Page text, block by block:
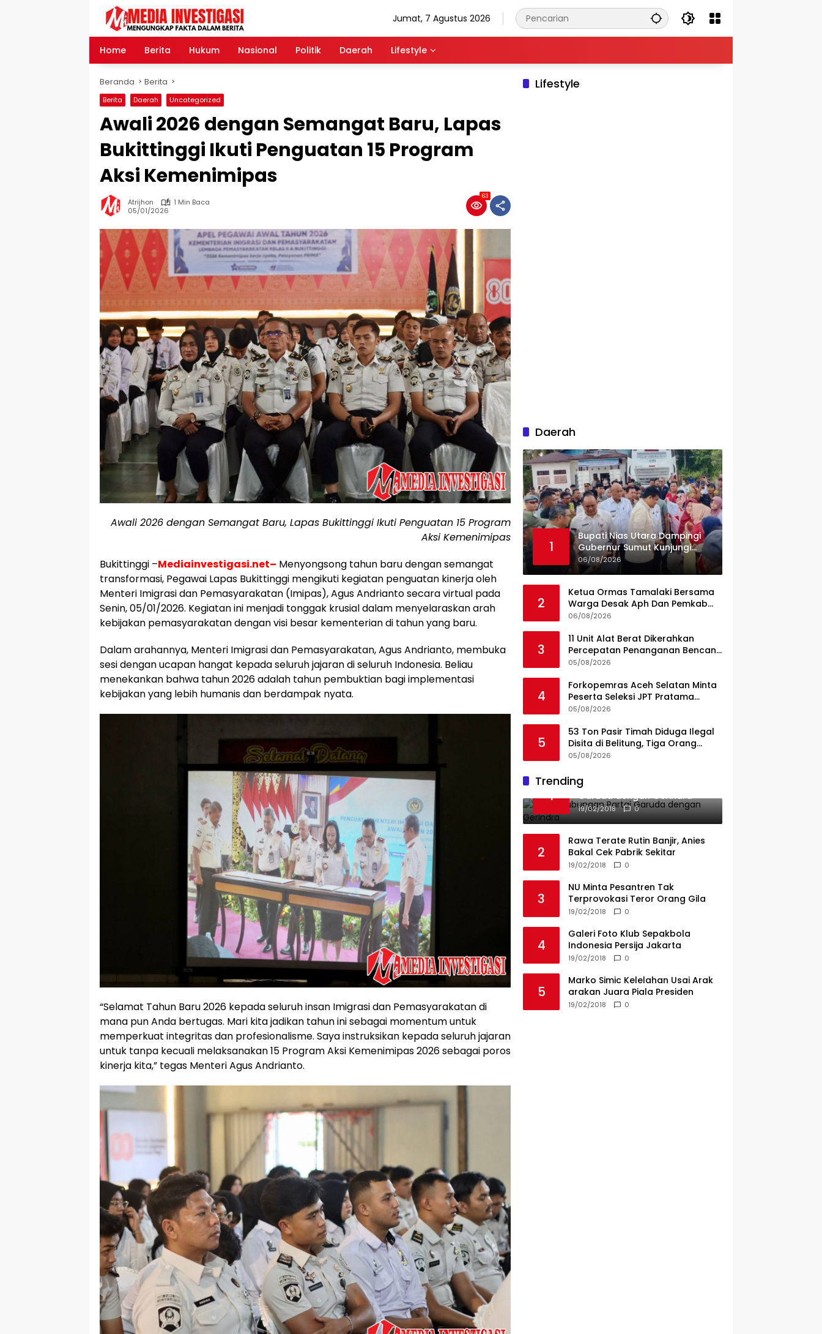
Jumat, 7 Agustus 2026
Home Berita Hukum Nasional Politik Daerah Lifestyle
Beranda Berita
Berita Daerah Uncategorized
Awali 2026 dengan Semangat Baru, Lapas
Bukittinggi Ikuti Penguatan 15 Program
Aksi Kemenimipas
Atrijhon
1 Min Baca
05/01/2026
63
Awali 2026 dengan Semangat Baru, Lapas Bukittinggi Ikuti Penguatan 15 Program
Aksi Kemenimipas
Bukittinggi –Mediainvestigasi.net– Menyongsong tahun baru dengan semangat
transformasi, Pegawai Lapas Bukittinggi mengikuti kegiatan penguatan kinerja oleh
Menteri Imigrasi dan Pemasyarakatan (Imipas), Agus Andrianto secara virtual pada
Senin, 05/01/2026. Kegiatan ini menjadi tonggak krusial dalam menyelaraskan arah
kebijakan pemasyarakatan dengan visi besar kementerian di tahun yang baru.
Dalam arahannya, Menteri Imigrasi dan Pemasyarakatan, Agus Andrianto, membuka
sesi dengan ucapan hangat kepada seluruh jajaran di seluruh Indonesia. Beliau
menekankan bahwa tahun 2026 adalah tahun pembuktian bagi implementasi
kebijakan yang lebih humanis dan berdampak nyata.
“Selamat Tahun Baru 2026 kepada seluruh insan Imigrasi dan Pemasyarakatan di
mana pun Anda bertugas. Mari kita jadikan tahun ini sebagai momentum untuk
memperkuat integritas dan profesionalisme. Saya instruksikan kepada seluruh jajaran
untuk tanpa kecuali melaksanakan 15 Program Aksi Kemenimipas 2026 sebagai poros
kinerja kita,” tegas Menteri Agus Andrianto.
Lifestyle
Daerah
1
Bupati Nias Utara Dampingi
Gubernur Sumut Kunjungi
UPTD Puskesmas Lahewa
06/08/2026
2
Ketua Ormas Tamalaki Bersama
Warga Desak Aph Dan Pemkab
Konsel Tangkap Pelaku Angkut
PT KAP Melintas Jalan Umum
06/08/2026
3
11 Unit Alat Berat Dikerahkan
Percepatan Penanganan Bencana
di Kelurahan Sipange Kecamatan
05/08/2026
4
Forkopemras Aceh Selatan Minta
Peserta Seleksi JPT Pratama
Andalkan Kompetensi dan
05/08/2026
5
53 Ton Pasir Timah Diduga Ilegal
Disita di Belitung, Tiga Orang
Diamankan, Dua Masih Diburu
05/08/2026
Trending
1
Ini Dia Hubungan Partai
Garuda dengan Gerindra
19/02/2018 0
2
Rawa Terate Rutin Banjir, Anies
Bakal Cek Pabrik Sekitar
19/02/2018 0
3
NU Minta Pesantren Tak
Terprovokasi Teror Orang Gila
19/02/2018 0
4
Galeri Foto Klub Sepakbola
Indonesia Persija Jakarta
19/02/2018 0
5
Marko Simic Kelelahan Usai Arak
arakan Juara Piala Presiden
19/02/2018 0